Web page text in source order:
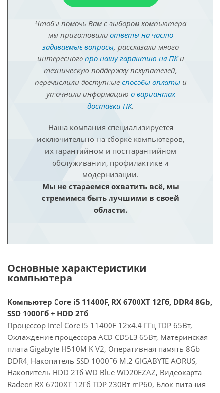
Чтобы помочь Вам с выбором компьютера
мы приготовили ответы на часто
задаваемые вопросы, рассказали много
интересного про нашу гарантию на ПКи
техническую поддержку покупателей,
перечислили доступные способы оплатыи
уточнили информацию о вариантах
доставки ПК.
Наша компания специализируется
исключительно на сборке компьютеров,
их гарантийном и постгарантийном
обслуживании, профилактике и
модернизации.
Мы не стараемся охватить всё, мы
стремимся быть лучшими в своей
области.
Основные характеристики
компьютера
Компьютер Core i5 11400F, RX 6700XT 12Гб, DDR4 8Gb,
SSD 1000Гб + HDD 2Тб
Процессор Intel Core i5 11400F 12x4.4 ГГц TDP 65Вт,
Охлаждение процессора ACD CD5L3 65Вт, Материнская
плата Gigabyte H510M K V2, Оперативная память 8Gb
DDR4, Накопитель SSD 1000Гб M.2 GIGABYTE AORUS,
Накопитель HDD 2Тб WD Blue WD20EZAZ, Видеокарта
Radeon RX 6700XT 12Гб TDP 230Вт mP60, Блок питания